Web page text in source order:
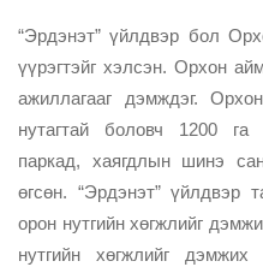
“Эрдэнэт” үйлдвэр бол
үүрэгтэйг хэлсэн. Орхон
ажиллагааг дэмждэг.
нутагтай боловч 1200 га
паркад, хаягдлын шинэ
өгсөн. “Эрдэнэт” үйлдвэр
орон нутгийн хөгжлийг
нутгийн хөгжлийг